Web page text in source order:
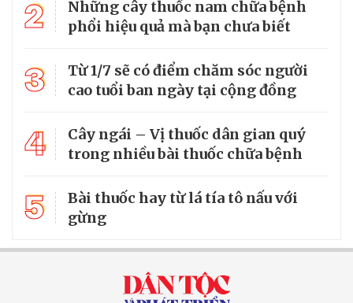
2
Những cây thuốc nam chữa bệnh
phổi hiệu quả mà bạn chưa biết
3
Từ 1/7 sẽ có điểm chăm sóc người
cao tuổi ban ngày tại cộng đồng
4
Cây ngái – Vị thuốc dân gian quý
trong nhiều bài thuốc chữa bệnh
5
Bài thuốc hay từ lá tía tô nấu với
gừng